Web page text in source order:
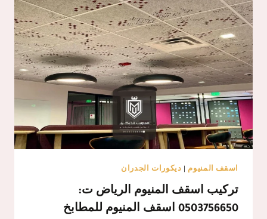
اسقف المنيوم ديكورات الجدران
تركيب اسقف المنيوم الرياض ت:
0503756650 اسقف المنيوم للمطابخ